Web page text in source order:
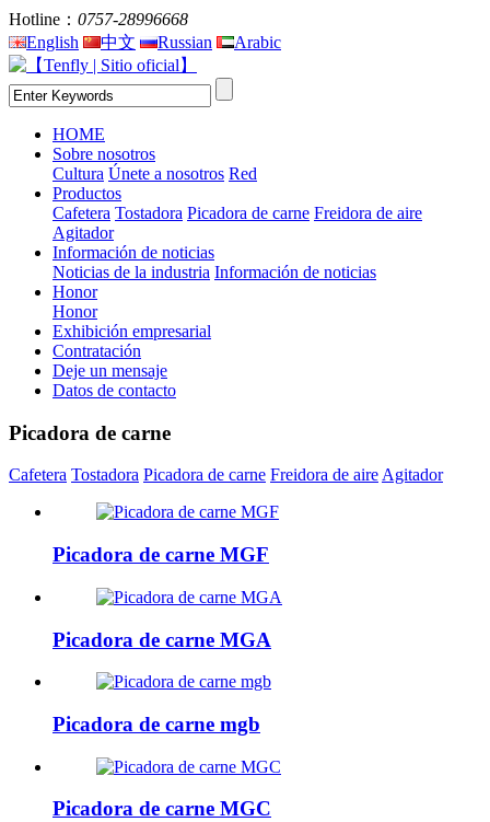
Hotline： 0757-28996668
English
中文 Russian Arabic
HOME
Sobre nosotros
Cultura Únete a nosotros Red
Productos
Cafetera Tostadora Picadora de carne Freidora de aire
Agitador
Información de noticias
Noticias de la industria Información de noticias
Honor
Honor
Exhibición empresarial
Contratación
Deje un mensaje
Datos de contacto
Picadora de carne
Cafetera Tostadora Picadora de carne Freidora de aireAgitador
Picadora de carne MGF
Picadora de carne MGA
Picadora de carne mgb
Picadora de carne MGC